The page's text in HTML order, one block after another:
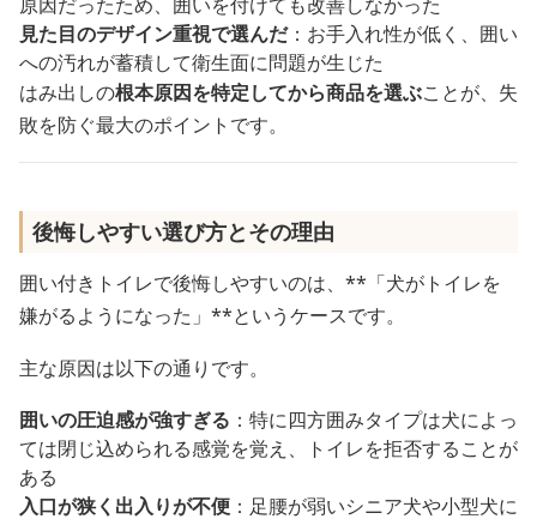
原因だったため、囲いを付けても改善しなかった
見た目のデザイン重視で選んだ：お手入れ性が低く、囲い
への汚れが蓄積して衛生面に問題が生じた
はみ出しの根本原因を特定してから商品を選ぶことが、失
敗を防ぐ最大のポイントです。
後悔しやすい選び方とその理由
囲い付きトイレで後悔しやすいのは、**「犬がトイレを
嫌がるようになった」**というケースです。
主な原因は以下の通りです。
囲いの圧迫感が強すぎる ：特に四方囲みタイプは犬によっ
ては閉じ込められる感覚を覚え、トイレを拒否することが
ある
入口が狭く出入りが不便 ：足腰が弱いシニア犬や小型犬に